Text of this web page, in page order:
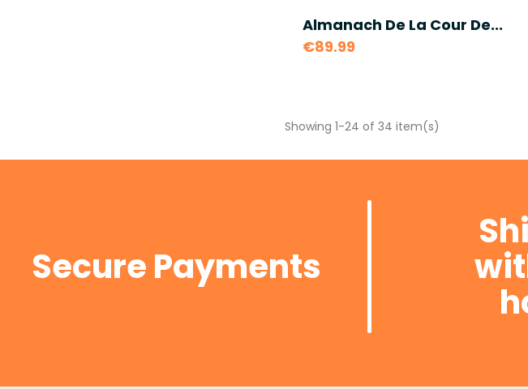
Almanach De La Cour De...
€89.99
Showing 1-24 of 34 item(s)
Secure Payments